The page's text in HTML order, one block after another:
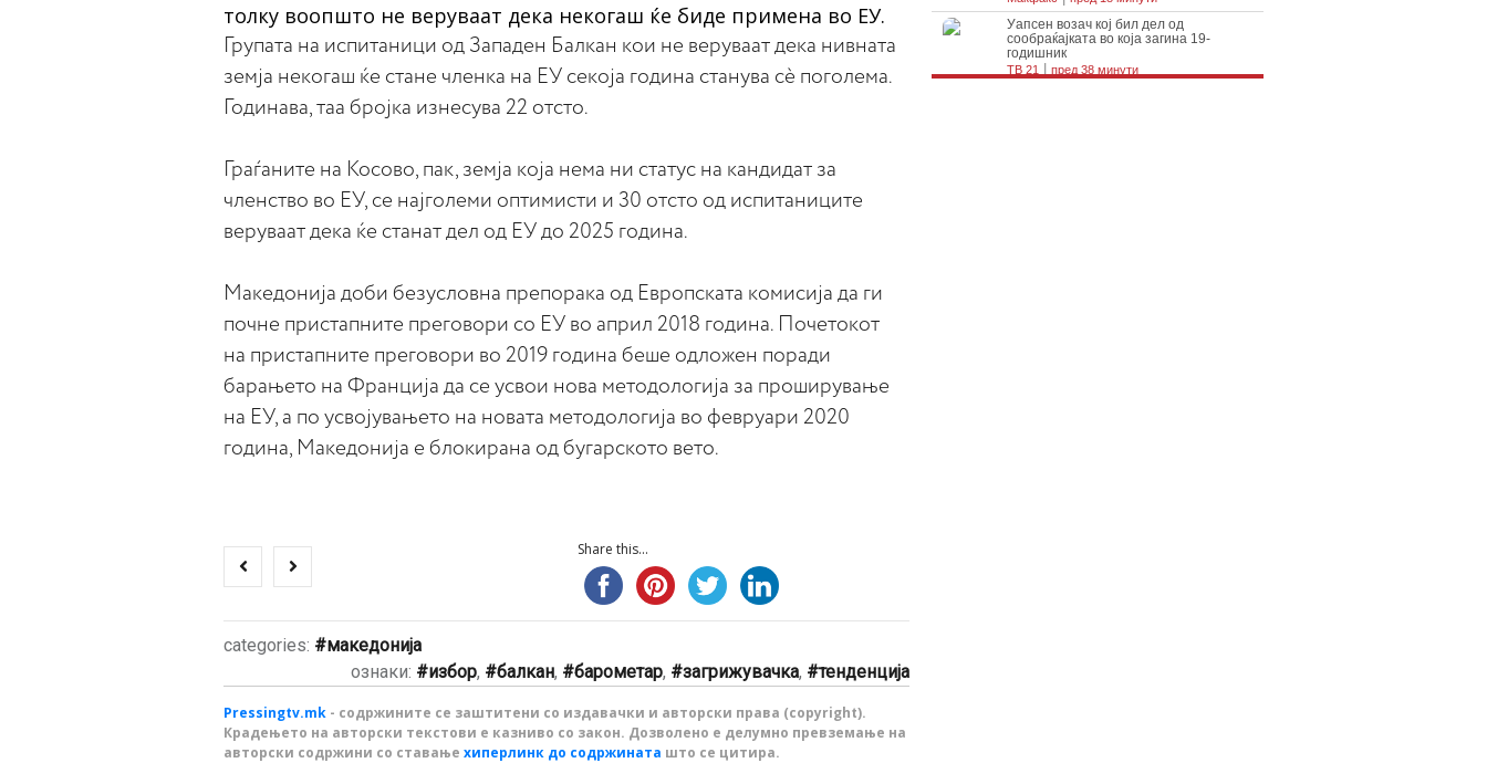
толку воопшто не веруваат дека некогаш ќе биде примена во ЕУ.
Групата на испитаници од Западен Балкан кои не веруваат дека нивната
земја некогаш ќе стане членка на ЕУ секоја година станува сè поголема.
Годинава, таа бројка изнесува 22 отсто.
Граѓаните на Косово, пак, земја која нема ни статус на кандидат за
членство во ЕУ, се најголеми оптимисти и 30 отсто од испитаниците
веруваат дека ќе станат дел од ЕУ до 2025 година.
Македонија доби безусловна препорака од Европската комисија да ги
почне пристапните преговори со ЕУ во април 2018 година. Почетокот
на пристапните преговори во 2019 година беше одложен поради
барањето на Франција да се усвои нова методологија за проширување
на ЕУ, а по усвојувањето на новата методологија во февруари 2020
година, Македонија е блокирана од бугарското вето.
Share this...
categories:
македонија
ознаки:
избор, балкан, барометар, загрижувачка, тенденција
Pressingtv.mk - содржините се заштитени со издавачки и авторски права (copyright).
Крадењето на авторски текстови е казниво со закон. Дозволено е делумно превземање на
авторски содржини со ставање хиперлинк до содржината што се цитира.